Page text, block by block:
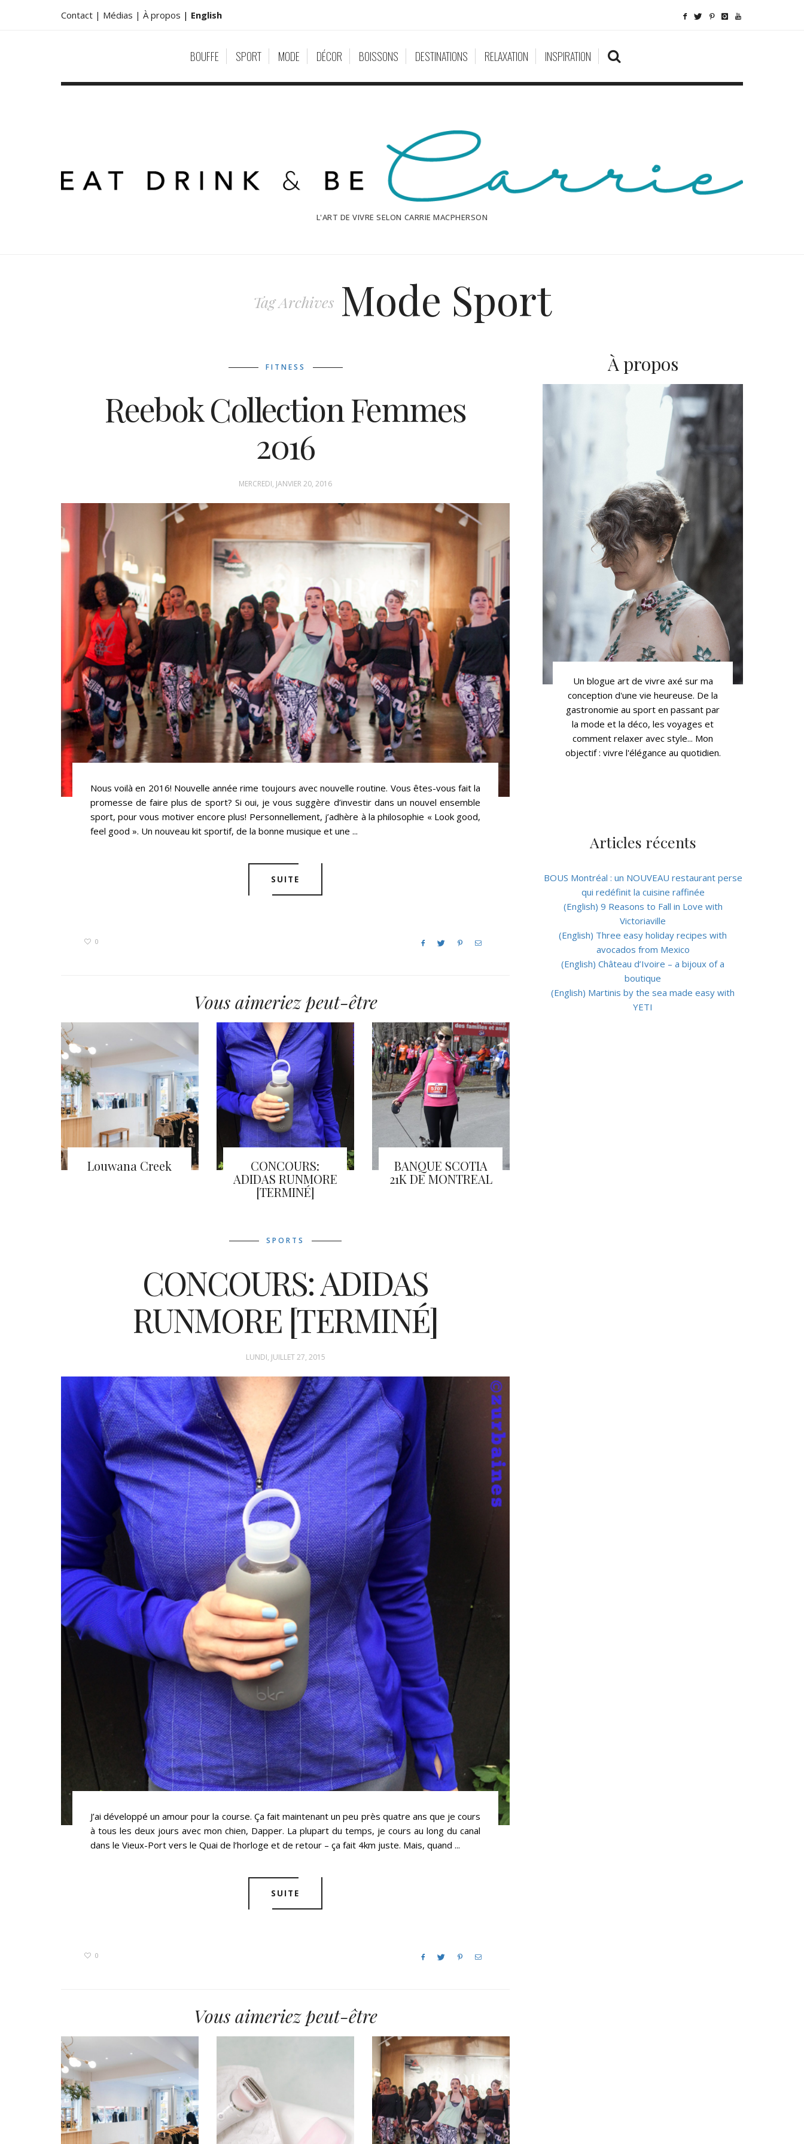
Contact | Médias | À propos | English
BOUFFE SPORT MODE DÉCOR BOISSONS DESTINATIONS RELAXATION INSPIRATION
L'ART DE VIVRE SELON CARRIE MACPHERSON
Tag Archives Mode Sport
FITNESS
Reebok Collection Femmes
2016
MERCREDI, JANVIER 20, 2016
Nous voilà en 2016! Nouvelle année rime toujours avec nouvelle routine. Vous êtes-vous fait la
promesse de faire plus de sport? Si oui, je vous suggère d’investir dans un nouvel ensemble
sport, pour vous motiver encore plus! Personnellement, j’adhère à la philosophie « Look good,
feel good ». Un nouveau kit sportif, de la bonne musique et une ...
SUITE
0
Vous aimeriez peut-être
Louwana Creek
CONCOURS:
ADIDAS RUNMORE
[TERMINÉ]
BANQUE SCOTIA
21K DE MONTREAL
SPORTS
CONCOURS: ADIDAS
RUNMORE [TERMINÉ]
LUNDI, JUILLET 27, 2015
J’ai développé un amour pour la course. Ça fait maintenant un peu près quatre ans que je cours
à tous les deux jours avec mon chien, Dapper. La plupart du temps, je cours au long du canal
dans le Vieux-Port vers le Quai de l’horloge et de retour – ça fait 4km juste. Mais, quand ...
SUITE
0
Vous aimeriez peut-être
À propos
Un blogue art de vivre axé sur ma
conception d'une vie heureuse. De la
gastronomie au sport en passant par
la mode et la déco, les voyages et
comment relaxer avec style... Mon
objectif : vivre l'élégance au quotidien.
Articles récents
BOUS Montréal : un NOUVEAU restaurant perse
qui redéfinit la cuisine raffinée
(English) 9 Reasons to Fall in Love with
Victoriaville
(English) Three easy holiday recipes with
avocados from Mexico
(English) Château d’Ivoire – a bijoux of a
boutique
(English) Martinis by the sea made easy with
YETI